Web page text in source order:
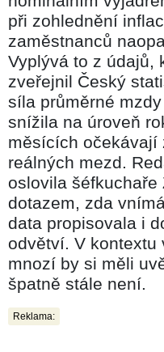
při zohlednění
zaměstnanců
Vyplývá to z údajů,
zveřejnil Český
síla průměrné
snížila na úroveň
měsících očekávají
reálných mezd.
oslovila šéfkuchaře
dotazem, zda
data propisovala i
odvětví. V kontextu
mnozí by si měli
špatně stále není.
Reklama: